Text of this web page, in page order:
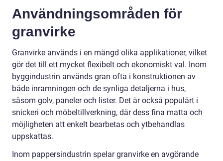
Användningsområden för
granvirke
Granvirke används i en mängd olika applikationer, vilket
gör det till ett mycket flexibelt och ekonomiskt val. Inom
byggindustrin används gran ofta i konstruktionen av
både inramningen och de synliga detaljerna i hus,
såsom golv, paneler och lister. Det är också populärt i
snickeri och möbeltillverkning, där dess fina matta och
möjligheten att enkelt bearbetas och ytbehandlas
uppskattas.
Inom pappersindustrin spelar granvirke en avgörande